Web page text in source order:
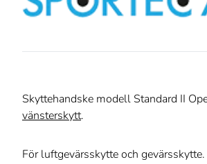
Skyttehandske modell Standard II
vänsterskytt.
För luftgevärsskytte och gevärsskytte.